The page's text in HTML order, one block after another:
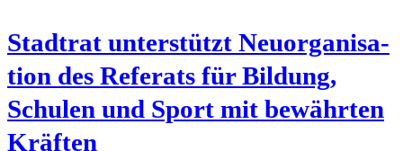
Stadt­rat unter­stützt Neu­or­ga­ni­sa­
ti­on des Refe­rats für Bil­dung,
Schu­len und Sport mit bewähr­ten
Kräften